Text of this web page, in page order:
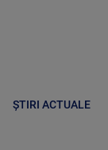
ȘTIRI ACTUALE